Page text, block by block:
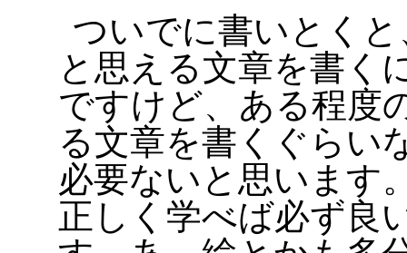
ついでに書いとく
と思える文章を書く
ですけど、ある程度
る文章を書くぐらい
必要ないと思います
正しく学べば必ず良